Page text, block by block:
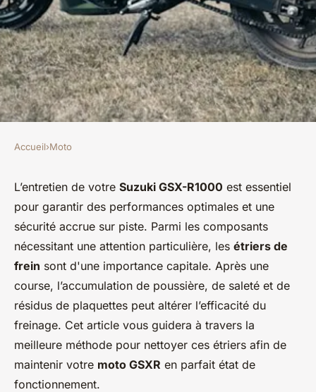
Quelle est la meilleure
méthode pour nettoyer les
étriers de frein d'une Suzuki
GSX-R1000 après une course
?
Accueil›Moto
L’entretien de votre Suzuki GSX-R1000 est essentiel
pour garantir des performances optimales et une
sécurité accrue sur piste. Parmi les composants
nécessitant une attention particulière, les étriers de
frein sont d'une importance capitale. Après une
course, l’accumulation de poussière, de saleté et de
résidus de plaquettes peut altérer l’efficacité du
freinage. Cet article vous guidera à travers la
meilleure méthode pour nettoyer ces étriers afin de
maintenir votre moto GSXR en parfait état de
fonctionnement.